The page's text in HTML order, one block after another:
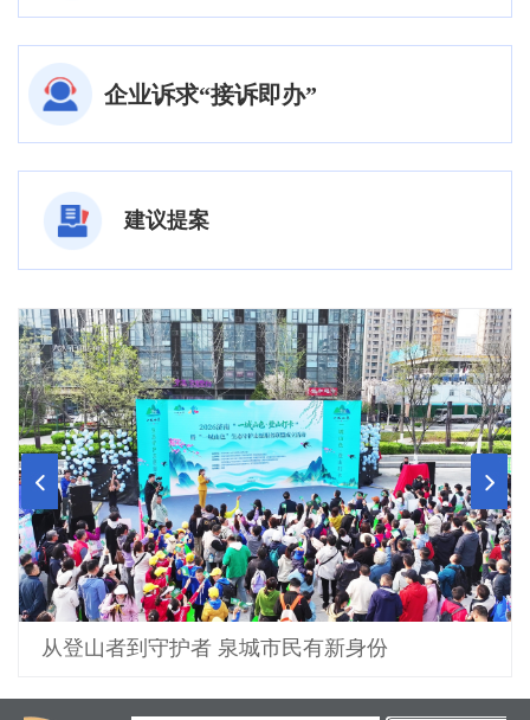
企业诉求“接诉即办”
建议提案
泉畔游客如织 邂逅春日美好